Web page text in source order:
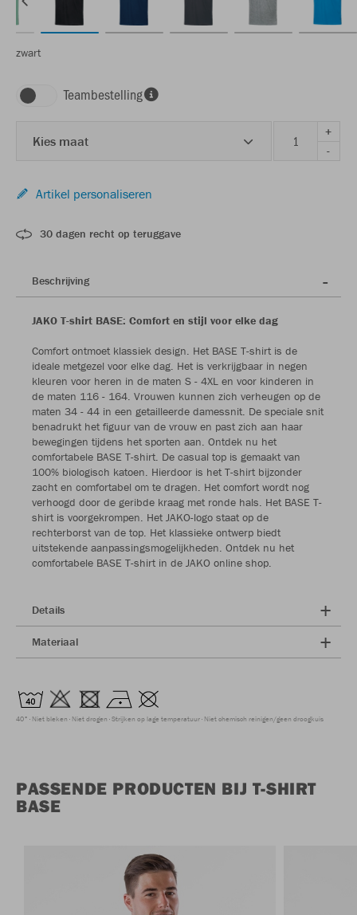
zwart
Teambestelling
Kies maat
+
-
Artikel personaliseren
30 dagen recht op teruggave
Beschrijving
JAKO T-shirt BASE: Comfort en stijl voor elke dag
Comfort ontmoet klassiek design. Het BASE T-shirt is de
ideale metgezel voor elke dag. Het is verkrijgbaar in negen
kleuren voor heren in de maten S - 4XL en voor kinderen in
de maten 116 - 164. Vrouwen kunnen zich verheugen op de
maten 34 - 44 in een getailleerde damessnit. De speciale snit
benadrukt het figuur van de vrouw en past zich aan haar
bewegingen tijdens het sporten aan. Ontdek nu het
comfortabele BASE T-shirt. De casual top is gemaakt van
100% biologisch katoen. Hierdoor is het T-shirt bijzonder
zacht en comfortabel om te dragen. Het comfort wordt nog
verhoogd door de geribde kraag met ronde hals. Het BASE T-
shirt is voorgekrompen. Het JAKO-logo staat op de
rechterborst van de top. Het klassieke ontwerp biedt
uitstekende aanpassingsmogelijkheden. Ontdek nu het
comfortabele BASE T-shirt in de JAKO online shop.
Details
Materiaal
40° Niet bleken Niet drogen Strijken op lage temperatuur Niet chemisch reinigen/geen droogkuis
PASSENDE PRODUCTEN BIJ T-SHIRT
BASE